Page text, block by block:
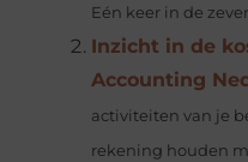
Eén keer in de
Inzicht in de
Accounting
activiteiten van je
rekening houden